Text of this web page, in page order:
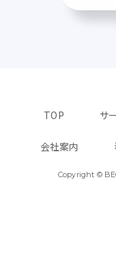
TOP サ
会社案内
Copyright ©